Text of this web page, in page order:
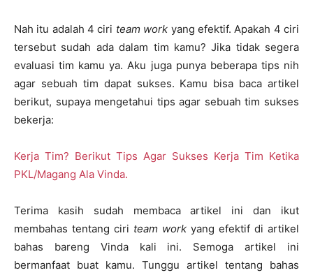
Nah itu adalah 4 ciri team work yang efektif. Apakah 4 ciri
tersebut sudah ada dalam tim kamu? Jika tidak segera
evaluasi tim kamu ya. Aku juga punya beberapa tips nih
agar sebuah tim dapat sukses. Kamu bisa baca artikel
berikut, supaya mengetahui tips agar sebuah tim sukses
bekerja:
Kerja Tim? Berikut Tips Agar Sukses Kerja Tim Ketika
PKL/Magang Ala Vinda.
Terima kasih sudah membaca artikel ini dan ikut
membahas tentang ciri team work yang efektif di artikel
bahas bareng Vinda kali ini. Semoga artikel ini
bermanfaat buat kamu. Tunggu artikel tentang bahas